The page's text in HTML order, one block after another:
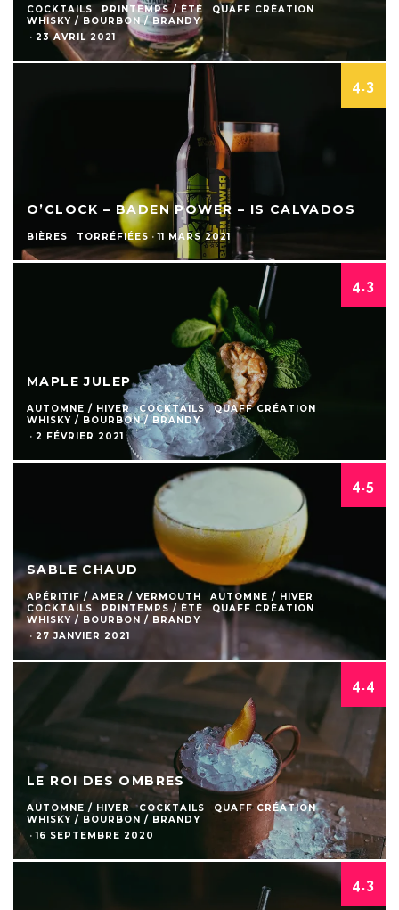
COCKTAILS PRINTEMPS / ÉTÉ
QUAFF CRÉATION
WHISKY / BOURBON / BRANDY
· 23 AVRIL 2021
4.3
O’CLOCK – BADEN POWER – IS CALVADOS
BIÈRES TORRÉFIÉES · 11 MARS 2021
4.3
MAPLE JULEP
AUTOMNE / HIVER COCKTAILS
QUAFF CRÉATION
WHISKY / BOURBON / BRANDY
· 2 FÉVRIER 2021
4.5
SABLE CHAUD
APÉRITIF / AMER / VERMOUTH
AUTOMNE / HIVER
COCKTAILS
PRINTEMPS / ÉTÉ
QUAFF CRÉATION
WHISKY / BOURBON / BRANDY
· 27 JANVIER 2021
4.4
LE ROI DES OMBRES
AUTOMNE / HIVER COCKTAILS
QUAFF CRÉATION
WHISKY / BOURBON / BRANDY
· 16 SEPTEMBRE 2020
4.3